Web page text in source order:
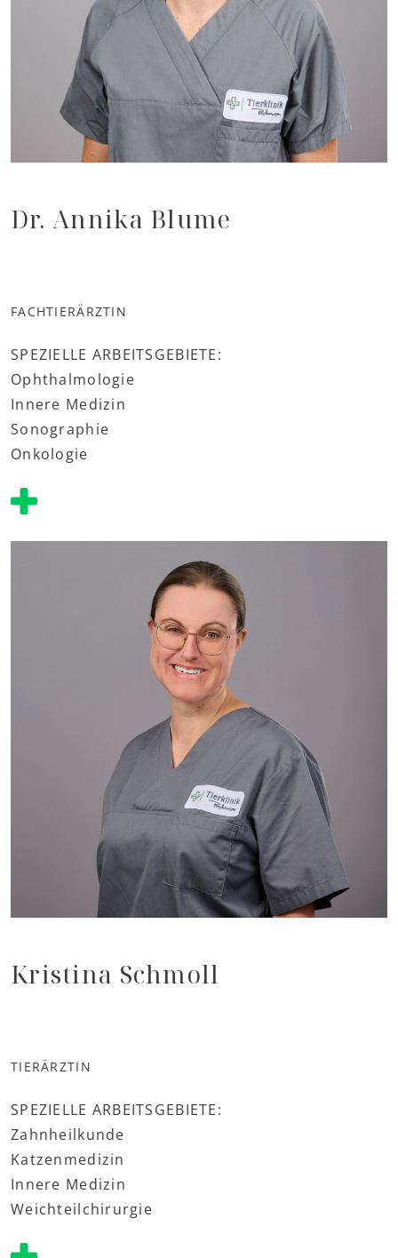
Dr. Annika Blume
FACHTIERÄRZTIN
SPEZIELLE ARBEITSGEBIETE:
Ophthalmologie
Innere Medizin
Sonographie
Onkologie
Kristina Schmoll
TIERÄRZTIN
SPEZIELLE ARBEITSGEBIETE:
Zahnheilkunde
Katzenmedizin
Innere Medizin
Weichteilchirurgie